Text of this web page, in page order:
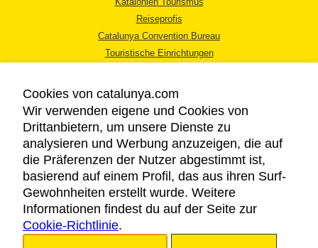
Reiseprofis
Catalunya Convention Bureau
Touristische Einrichtungen
RECHTLICHER HINWEIS
DATENSCHUTZICHTLINIE
COOKIES
BARRIEREFREIHEIT
Cookies von catalunya.com
Wir verwenden eigene und Cookies von
Drittanbietern, um unsere Dienste zu
analysieren und Werbung anzuzeigen, die auf
die Präferenzen der Nutzer abgestimmt ist,
basierend auf einem Profil, das aus ihren Surf-
Gewohnheiten erstellt wurde. Weitere
Informationen findest du auf der Seite zur
Cookie-Richtlinie.